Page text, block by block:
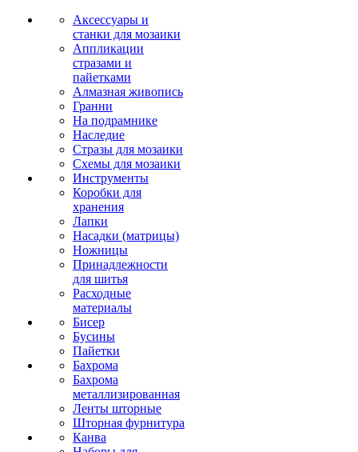
Аксессуары и
станки для мозаики
Аппликации
стразами и
пайетками
Алмазная живопись
Гранни
На подрамнике
Наследие
Стразы для мозаики
Схемы для мозаики
Инструменты
Коробки для
хранения
Лапки
Насадки (матрицы)
Ножницы
Принадлежности
для шитья
Расходные
материалы
Бисер
Бусины
Пайетки
Бахрома
Бахрома
металлизированная
Ленты шторные
Шторная фурнитура
Канва